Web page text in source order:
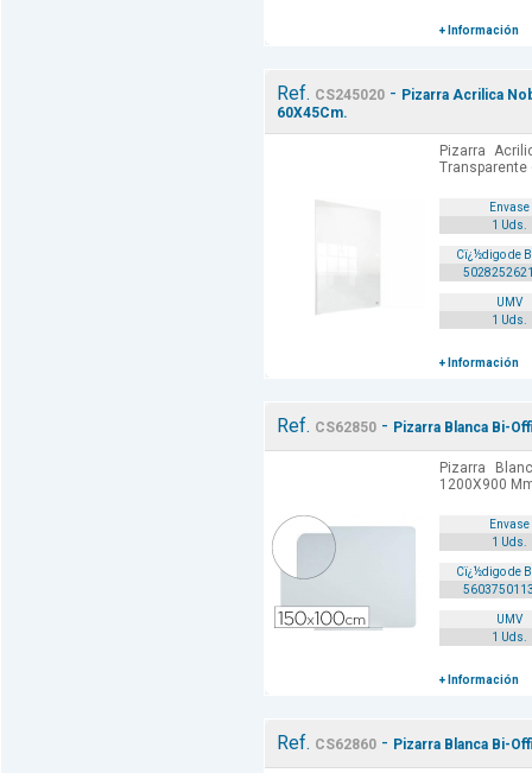
+ Información
Ref. CS245020 - Pizarra Acrilica
60X45Cm.
Pizarra
Transparente
Envase
1 Uds.
Cï¿½digo de
UMV
1 Uds.
+ Información
Ref. CS62850 - Pizarra Blanca Bi-
Pizarra
1200X900
Envase
1 Uds.
Cï¿½digo de
UMV
1 Uds.
+ Información
Ref. CS62860 - Pizarra Blanca Bi-